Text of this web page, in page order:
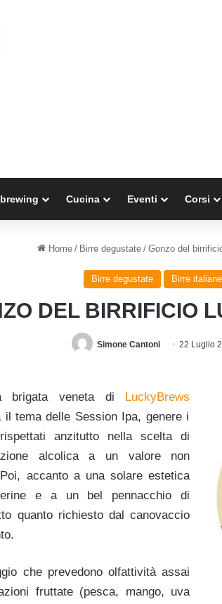
Cucina Eventi Corsi
Home / Birre degustate / Gonzo del
Birre degustate Birre italiane
DEL BIRRIFICIO
Simone Cantoni 22 Luglio
brigata veneta di
LuckyBrews
il tema delle Session Ipa, genere i
anzitutto nella scelta di
alcolica a un valore non
accanto a una solare estetica
e a un bel pennacchio di
quanto richiesto dal canovaccio
che prevedono olfattività assai
fruttate (pesca, mango, uva